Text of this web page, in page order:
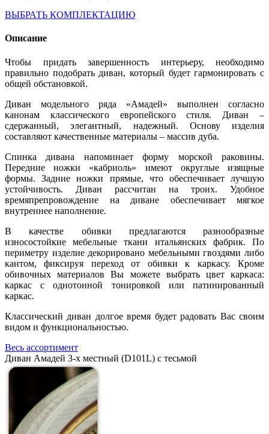
ВЫБРАТЬ КОМПЛЕКТАЦИЮ
Описание
Чтобы придать завершенность интерьеру, необходимо
правильно подобрать диван, который будет гармонировать с
общей обстановкой.
Диван модельного ряда «Амадей» выполнен согласно
канонам классического европейского стиля. Диван –
сдержанный, элегантный, надежный. Основу изделия
составляют качественные материалы – массив дуба.
Спинка дивана напоминает форму морской раковины.
Передние ножки «кабриоль» имеют округлые изящные
формы. Задние ножки прямые, что обеспечивает лучшую
устойчивость. Диван рассчитан на троих. Удобное
времяпрепровождение на диване обеспечивает мягкое
внутреннее наполнение.
В качестве обивки предлагаются разнообразные
износостойкие мебельные ткани итальянских фабрик. По
периметру изделие декорировано мебельными гвоздями либо
кантом, фиксируя переход от обивки к каркасу. Кроме
обивочных материалов Вы можете выбрать цвет каркаса:
каркас с однотонной тонировкой или патинированный
каркас.
Классический диван долгое время будет радовать Вас своим
видом и функциональностью.
Весь ассортимент
Диван Амадей 3-х местный (D101L) с тесьмой